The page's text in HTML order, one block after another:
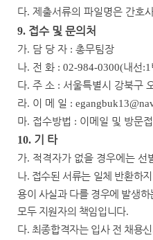
다. 제출서류의 파일명은 간호
9. 접수 및 문의처
가. 담 당 자 : 총무팀장
나. 전 화 : 02-984-0300(내선 :1
다. 주 소 : 서울특별시 강북구
라. 이 메 일 :
마. 접수방법 : 이메일 및 방문
10. 기 타
가. 적격자가 없을 경우에는 선
나. 접수된 서류는 일체 반환하
용이 사실과 다를 경우에 발생하
모두 지원자의 책임입니다.
다. 최종합격자는 입사 전 채용